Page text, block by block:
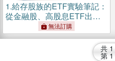
1.給存股族的ETF實驗筆記：
從金融股、高股息ETF出
發，以錢養錢，晉升買房族
的完整分享【首刷限量簽名
無法訂購
共 1
第 1